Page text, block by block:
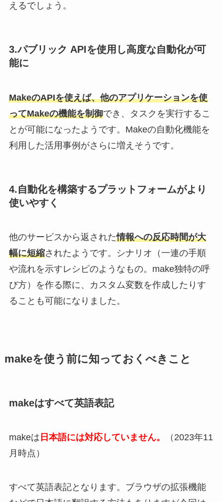
えるでしょう。
3.パブリック APIを使用し高度な自動化が可
能に
MakeのAPIを使えば、他のアプリケーションを使
ってMakeの機能を制御でき、タスクを実行するこ
とが可能になったようです。Makeの自動化機能を
利用した活用事例がさらに増えそうです。
4.自動化を構築するプラットフォームがより
使いやすく
他のサービスから返された情報への反応時間が大
幅に短縮されたようです。シナリオ（一連の手順
や流れを示すレシピのようなもの。make独特の呼
び方）を作る際に、カスタム変数を作成したりす
ることも可能になりました。
makeを使う前に知っておくべきこと
makeはすべて英語表記
makeは 日本語には対応していません。
（2023年11
月時点）
すべて英語表記となります。ブラウザの拡張機能